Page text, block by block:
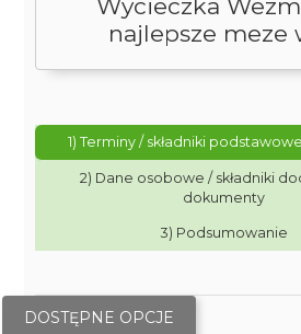
Wycieczka
najlepsze meze
1) Terminy / składniki
2) Dane osobowe / składniki
dokumenty
3) Podsumowanie
DOSTĘPNE OPCJE